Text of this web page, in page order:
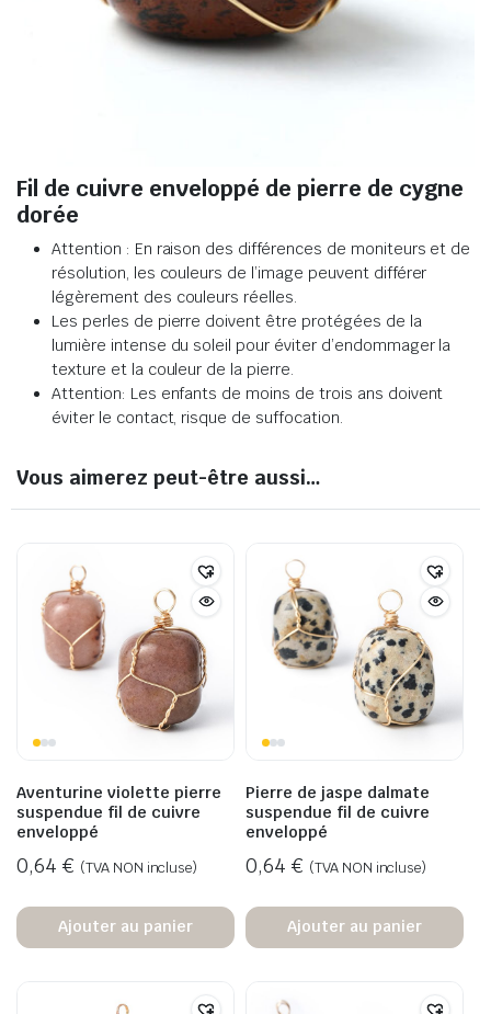
Fil de cuivre enveloppé de pierre de cygne
dorée
Attention : En raison des différences de moniteurs et de
résolution, les couleurs de l’image peuvent différer
légèrement des couleurs réelles.
Les perles de pierre doivent être protégées de la
lumière intense du soleil pour éviter d’endommager la
texture et la couleur de la pierre.
Attention: Les enfants de moins de trois ans doivent
éviter le contact, risque de suffocation.
Vous aimerez peut-être aussi…
Aventurine violette pierre
suspendue fil de cuivre
enveloppé
0,64 € (TVA NON incluse)
Ajouter au panier
Pierre de jaspe dalmate
suspendue fil de cuivre
enveloppé
0,64 € (TVA NON incluse)
Ajouter au panier